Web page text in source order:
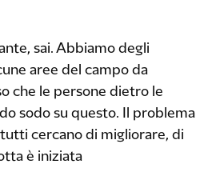
sai. Abbiamo degli
aree del campo da
che le persone dietro le
sodo su questo. Il problema
cercano di migliorare, di
è iniziata